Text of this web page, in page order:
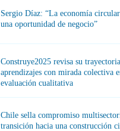
Sergio Díaz: “La economía
una oportunidad de negocio”
Construye2025 revisa su
aprendizajes con mirada colectiva
evaluación cualitativa
Chile sella compromiso
transición hacia una construcción